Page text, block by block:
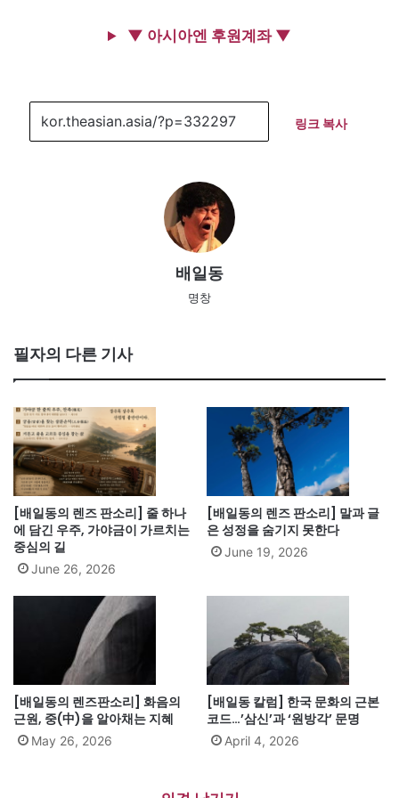
▼ 아시아엔 후원계좌 ▼
링크 복사
배일동
명창
필자의 다른 기사
[배일동의 렌즈 판소리] 줄 하나
에 담긴 우주, 가야금이 가르치는
중심의 길
June 26, 2026
[배일동의 렌즈 판소리] 말과 글
은 성정을 숨기지 못한다
June 19, 2026
[배일동의 렌즈판소리] 화음의
근원, 중(中)을 알아채는 지혜
May 26, 2026
[배일동 칼럼] 한국 문화의 근본
코드…’삼신’과 ‘원방각’ 문명
April 4, 2026